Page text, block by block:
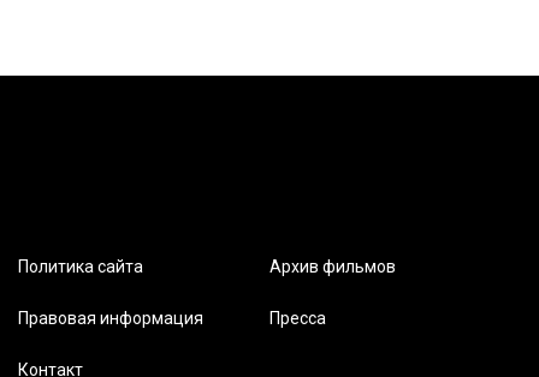
Политика сайта Архив фильмов
Правовая информация Пресса
Контакт